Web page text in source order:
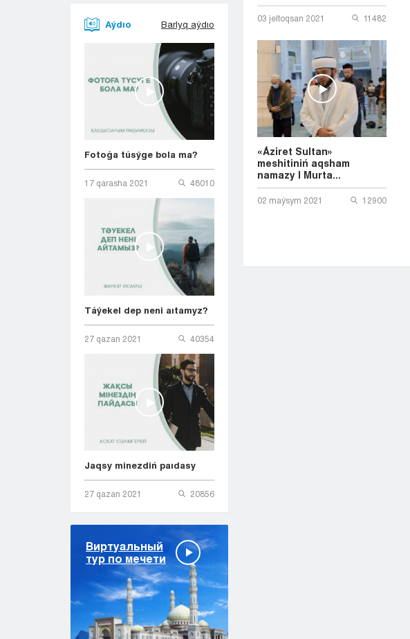
Aýdıo Barlyq aýdıo
Fotoǵa túsýge bola ma?
17 qarasha 2021 48010
Táýekel dep neni aıtamyz?
27 qazan 2021 40354
Jaqsy minezdiń paıdasy
27 qazan 2021 20856
Виртуальный
тур по мечети
03 jeltoqsan 2021 11482
«Áziret Sultan»
meshitiniń aqsham
namazy | Murta...
02 maýsym 2021 12900